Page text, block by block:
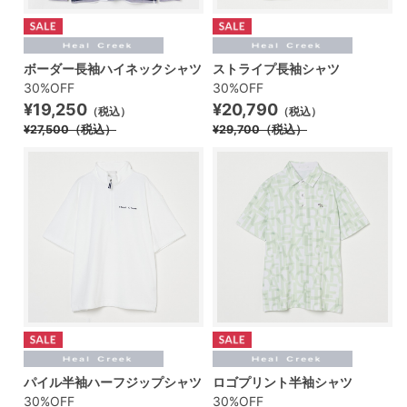
ボーダー長袖ハイネックシャツ
30%OFF
¥19,250 （税込）
¥27,500（税込）
ストライプ長袖シャツ
30%OFF
¥20,790 （税込）
¥29,700（税込）
パイル半袖ハーフジップシャツ
30%OFF
ロゴプリント半袖シャツ
30%OFF